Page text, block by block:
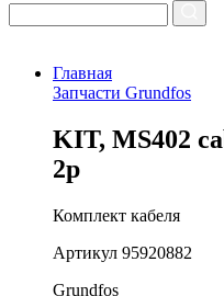
Главная
Запчасти Grundfos
KIT, MS402
2p
Комплект кабеля
Артикул 95920882
Grundfos